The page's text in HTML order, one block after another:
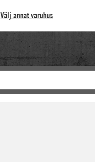
Välj annat varuhus